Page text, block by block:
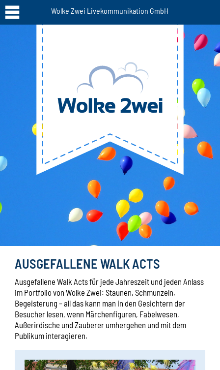
Wolke Zwei Livekommunikation GmbH
STARTSEITE
PORTFOLIO
REFERENZEN
MODERATOREN
IMPRESSUM
AUSGEFALLENE WALK ACTS
Ausgefallene Walk Acts für jede Jahreszeit und jeden Anlass
im Portfolio von Wolke Zwei: Staunen, Schmunzeln,
Begeisterung – all das kann man in den Gesichtern der
Besucher lesen, wenn Märchenfiguren, Fabelwesen,
Außerirdische und Zauberer umhergehen und mit dem
Publikum interagieren.